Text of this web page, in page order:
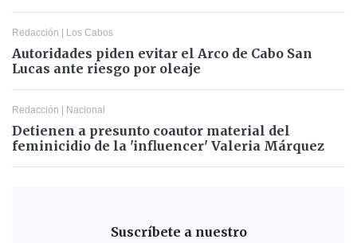
Redacción | Los Cabos
Autoridades piden evitar el Arco de Cabo San
Lucas ante riesgo por oleaje
Redacción | Nacional
Detienen a presunto coautor material del
feminicidio de la 'influencer' Valeria Márquez
Suscríbete a nuestro